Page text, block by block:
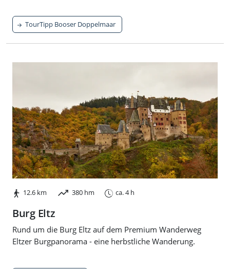
TourTipp Booser Doppelmaar
12.6 km 380 hm ca. 4 h
Burg Eltz
Rund um die Burg Eltz auf dem Premium Wanderweg
Eltzer Burgpanorama - eine herbstliche Wanderung.